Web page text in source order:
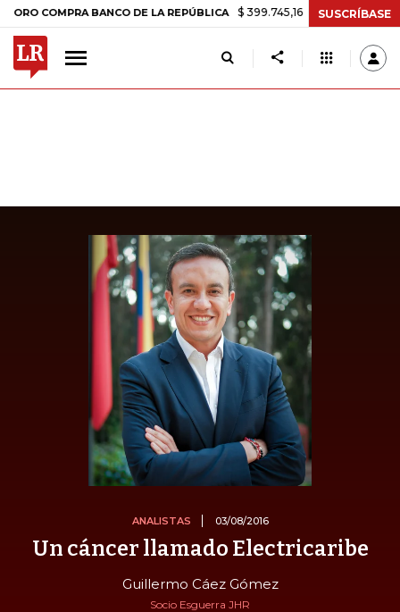
BANCO DE LA REPÚBLICA $ 399.745,16 +$ 2.295,71 +0,58%
SUSCRÍBASE
ANALISTAS 03/08/2016
Un cáncer llamado Electricaribe
Guillermo Cáez Gómez
Socio Esguerra JHR